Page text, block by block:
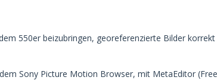
550er beizubringen, georeferenzierte Bilder
Sony Picture Motion Browser, mit MetaEditor